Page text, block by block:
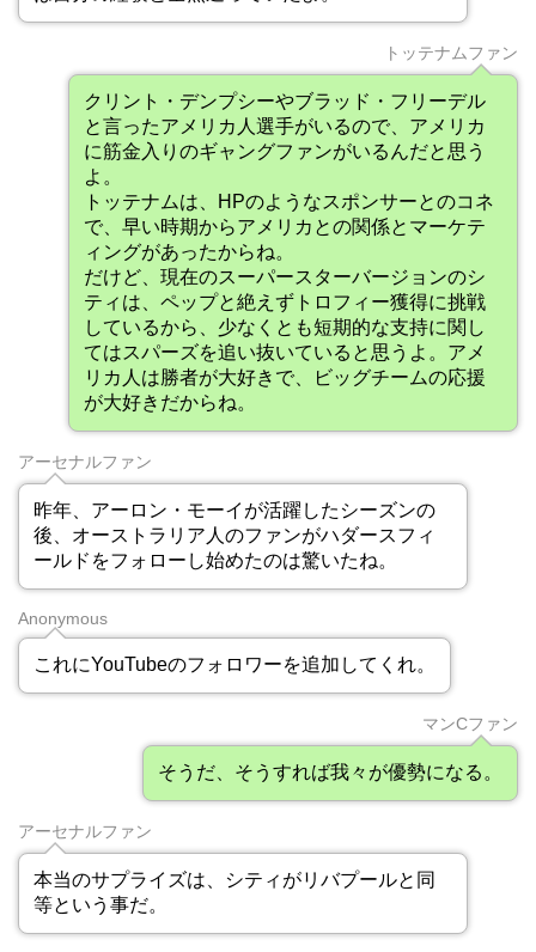
トッテナムファン
クリント・デンプシーやブラッド・フリーデル
と言ったアメリカ人選手がいるので、アメリカ
に筋金入りのギャングファンがいるんだと思う
よ。
トッテナムは、HPのようなスポンサーとのコネ
で、早い時期からアメリカとの関係とマーケテ
ィングがあったからね。
だけど、現在のスーパースターバージョンのシ
ティは、ペップと絶えずトロフィー獲得に挑戦
しているから、少なくとも短期的な支持に関し
てはスパーズを追い抜いていると思うよ。アメ
リカ人は勝者が大好きで、ビッグチームの応援
が大好きだからね。
アーセナルファン
昨年、アーロン・モーイが活躍したシーズンの
後、オーストラリア人のファンがハダースフィ
ールドをフォローし始めたのは驚いたね。
Anonymous
これにYouTubeのフォロワーを追加してくれ。
マンCファン
そうだ、そうすれば我々が優勢になる。
アーセナルファン
本当のサプライズは、シティがリバプールと同
等という事だ。